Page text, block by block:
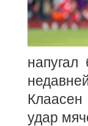
удар